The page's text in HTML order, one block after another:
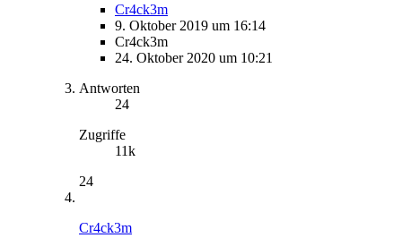
Cr4ck3m
9. Oktober 2019 um 16:14
Cr4ck3m
24. Oktober 2020 um 10:21
Antworten
24
Zugriffe
11k
24
Cr4ck3m